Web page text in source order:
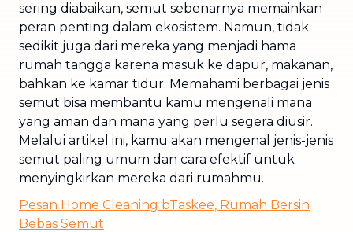
sering diabaikan, semut sebenarnya memainkan
peran penting dalam ekosistem. Namun, tidak
sedikit juga dari mereka yang menjadi hama
rumah tangga karena masuk ke dapur, makanan,
bahkan ke kamar tidur. Memahami berbagai jenis
semut bisa membantu kamu mengenali mana
yang aman dan mana yang perlu segera diusir.
Melalui artikel ini, kamu akan mengenal jenis-jenis
semut paling umum dan cara efektif untuk
menyingkirkan mereka dari rumahmu.
Pesan Home Cleaning bTaskee, Rumah Bersih
Bebas Semut